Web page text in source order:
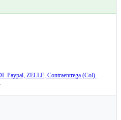
Paypal, ZELLE, Contraentrega (Col).
.